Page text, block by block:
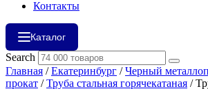
Контакты
Каталог
Search
Главная /Екатеринбург /Черный
прокат /Труба стальная горячекатаная /